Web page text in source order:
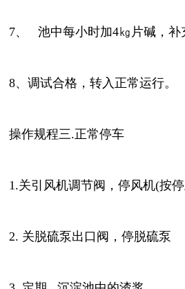
7、 池中每小时加4㎏片碱，补
8、调试合格，转入正常运行。
操作规程三.正常停车
1.关引风机调节阀，停风机(按
2. 关脱硫泵出口阀，停脱硫泵